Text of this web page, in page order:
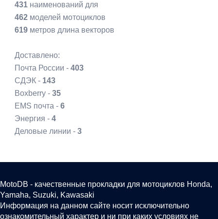
431 наименований для
462 моделей мотоциклов
619 метров длина векторов
Доставлено:
Почта России - 403
СДЭК - 143
Boxberry - 35
EMS почта - 6
Энергия - 4
Деловые линии - 3
MotoDB - качественные прокладки для мотоциклов Honda,
Yamaha, Suzuki, Kawasaki
Информация на данном сайте носит исключительно
ознакомительный характер и ни при каких условиях не